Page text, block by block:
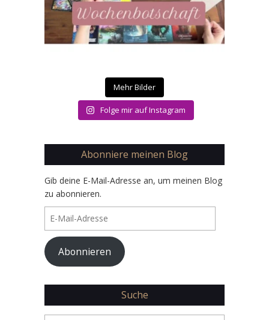
Mehr Bilder
Folge mir auf Instagram
Abonniere meinen Blog
Gib deine E-Mail-Adresse an, um meinen Blog
zu abonnieren.
Adresse
Abonnieren
Suche